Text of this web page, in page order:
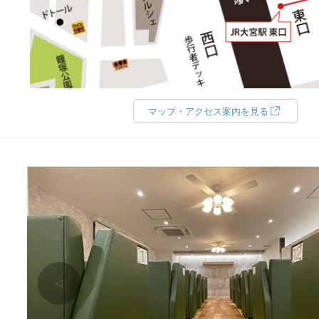
マップ・アクセス案内を見る
△